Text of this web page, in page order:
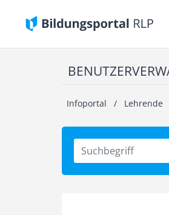
Infoportal / Lehrende